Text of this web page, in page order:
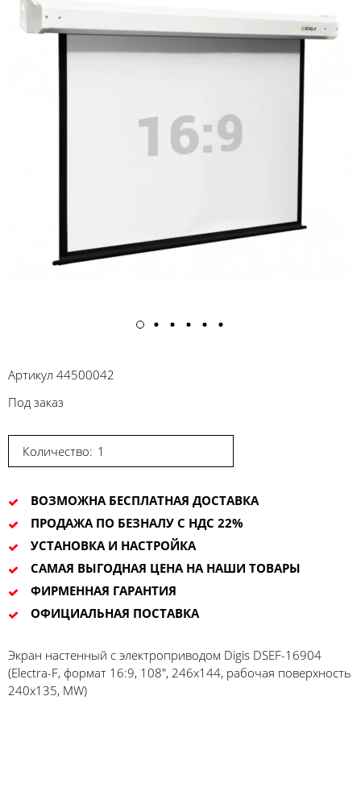
Артикул 44500042
Под заказ
Количество:
ВОЗМОЖНА БЕСПЛАТНАЯ ДОСТАВКА
ПРОДАЖА ПО БЕЗНАЛУ С НДС 22%
УСТАНОВКА И НАСТРОЙКА
САМАЯ ВЫГОДНАЯ ЦЕНА НА НАШИ ТОВАРЫ
ФИРМЕННАЯ ГАРАНТИЯ
ОФИЦИАЛЬНАЯ ПОСТАВКА
Экран настенный с электроприводом Digis DSEF-16904
(Electra-F, формат 16:9, 108", 246x144, рабочая поверхность
240x135, MW)